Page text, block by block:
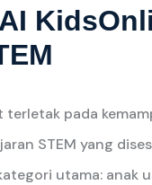
pada
STEM yang
utama: anak